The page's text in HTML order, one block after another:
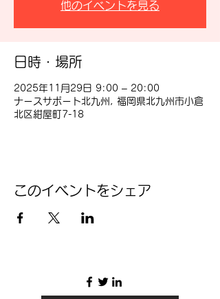
他のイベントを見る
日時・場所
2025年11月29日 9:00 – 20:00
ナースサポート北九州, 福岡県北九州市小倉
北区紺屋町7-18
このイベントをシェア